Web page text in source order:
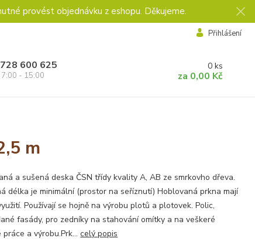
provést objednávku z eshopu. Děkujeme.
Přihlášení
600 625
- 15:00
0 ks
za 0,00 Kč
m
a sušená deska ČSN třídy kvality A, AB ze smrkovho dřeva.
délka je minimální (prostor na seříznutí) Hoblovaná prkna mají
Používají se hojně na výrobu plotů a plotovek. Polic,
fasády, pro zedníky na stahování omítky a na veškeré
práce a výrobu.Prk...celý popis